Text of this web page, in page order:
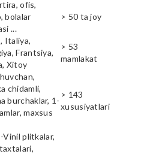
ofis,
bolalar
...
> 50 ta joy
Italiya,
Frantsiya,
Xitoy
> 53
mamlakat
chidamli,
burchaklar, 1-
maxsus
> 143
xususiyatlari
Vinil plitkalar,